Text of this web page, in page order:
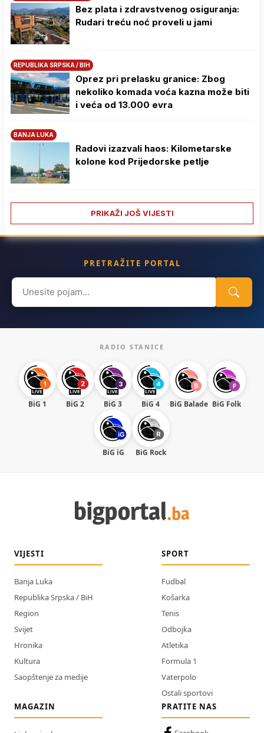
Bez plata i zdravstvenog osiguranja:
Rudari treću noć proveli u jami
REPUBLIKA SRPSKA / BIH
Oprez pri prelasku granice: Zbog
nekoliko komada voća kazna može biti
i veća od 13.000 evra
BANJA LUKA
Radovi izazvali haos: Kilometarske
kolone kod Prijedorske petlje
PRIKAŽI JOŠ VIJESTI
PRETRAŽITE PORTAL
Search
for:
RADIO STANICE
BiG 1 BiG 2 BiG 3 BiG 4 BiG Balade BiG Folk
BiG iG BiG Rock
VIJESTI
Banja Luka
Republika Srpska / BiH
Region
Svijet
Hronika
Kultura
Saopštenje za medije
SPORT
Fudbal
Košarka
Tenis
Odbojka
Atletika
Formula 1
Vaterpolo
Ostali sportovi
MAGAZIN
PRATITE NAS